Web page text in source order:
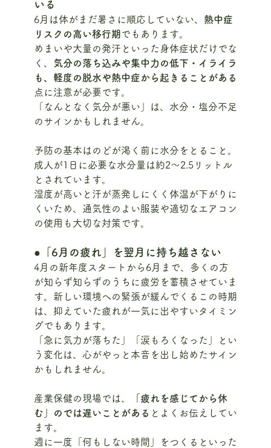
いる
6月は体がまだ暑さに順応していない、 熱中症
リスクの高い移行期でもあります。
めまいや大量の発汗といった身体症状だけでな
く、 気分の落ち込みや集中力の低下・イライラ
も、軽度の脱水や熱中症から起きることがある
点に注意が必要です。
「なんとなく気分が悪い」は、水分・塩分不足
のサインかもしれません。
予防の基本はのどが渇く前に水分をとること。
成人が1日に必要な水分量は約2〜2.5リットル
とされています。
湿度が高いと汗が蒸発しにくく体温が下がりに
くいため、通気性のよい服装や適切なエアコン
の使用も大切な対策です。
●「6月の疲れ」を翌月に持ち越さない
4月の新年度スタートから6月まで、多くの方
が知らず知らずのうちに疲労を蓄積させていま
す。新しい環境への緊張が緩んでくるこの時期
は、抑えていた疲れが一気に出やすいタイミン
グでもあります。
「急に気力が落ちた」「涙もろくなった」とい
う変化は、心がやっと本音を出し始めたサイン
かもしれません。
産業保健の現場では、
「疲れを感じてから休
む」のでは遅いことがある とよくお伝えしてい
ます。
週に一度「何もしない時間」をつくるといった